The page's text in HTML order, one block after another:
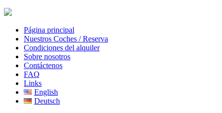
Página principal
Nuestros Coches / Reserva
Condiciones del alquiler
Sobre nosotros
Contáctenos
FAQ
Links
English
Deutsch